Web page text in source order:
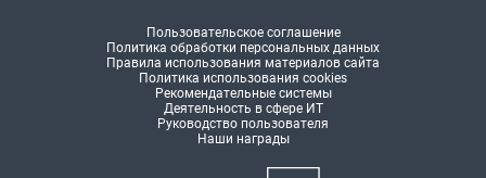
Пользовательское соглашение
Политика обработки персональных данных
Правила использования материалов сайта
Политика использования cookies
Рекомендательные системы
Деятельность в сфере ИТ
Руководство пользователя
Наши награды